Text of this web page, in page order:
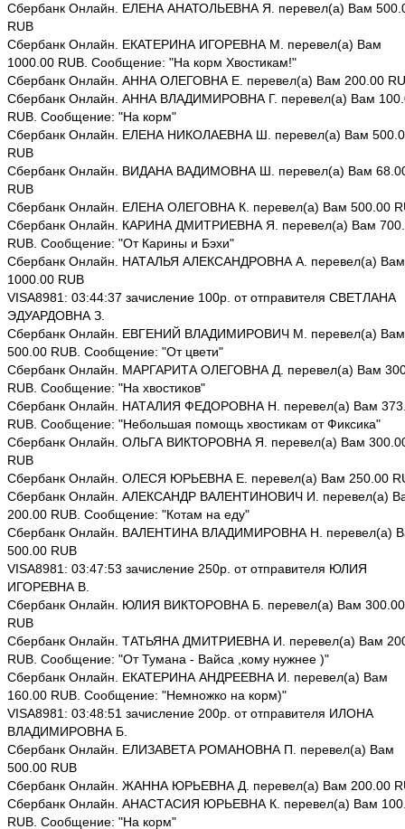
Сбербанк Онлайн. ЕЛЕНА АНАТОЛЬЕВНА Я. перевел(а) Вам
RUB
Сбербанк Онлайн. ЕКАТЕРИНА ИГОРЕВНА М. перевел(а) Вам
1000.00 RUB. Сообщение: "На корм Хвостикам!"
Сбербанк Онлайн. АННА ОЛЕГОВНА Е. перевел(а) Вам 200.00
Сбербанк Онлайн. АННА ВЛАДИМИРОВНА Г. перевел(а) Вам
RUB. Сообщение: "На корм"
Сбербанк Онлайн. ЕЛЕНА НИКОЛАЕВНА Ш. перевел(а) Вам
RUB
Сбербанк Онлайн. ВИДАНА ВАДИМОВНА Ш. перевел(а) Вам
RUB
Сбербанк Онлайн. ЕЛЕНА ОЛЕГОВНА К. перевел(а) Вам 500.00
Сбербанк Онлайн. КАРИНА ДМИТРИЕВНА Я. перевел(а) Вам
RUB. Сообщение: "От Карины и Бэхи"
Сбербанк Онлайн. НАТАЛЬЯ АЛЕКСАНДРОВНА А. перевел(а) Вам
1000.00 RUB
VISA8981: 03:44:37 зачисление 100р. от отправителя СВЕТЛАНА
ЭДУАРДОВНА З.
Сбербанк Онлайн. ЕВГЕНИЙ ВЛАДИМИРОВИЧ М. перевел(а) Вам
500.00 RUB. Сообщение: "От цвети"
Сбербанк Онлайн. МАРГАРИТА ОЛЕГОВНА Д. перевел(а) Вам
RUB. Сообщение: "На хвостиков"
Сбербанк Онлайн. НАТАЛИЯ ФЕДОРОВНА Н. перевел(а) Вам
RUB. Сообщение: "Небольшая помощь хвостикам от Фиксика"
Сбербанк Онлайн. ОЛЬГА ВИКТОРОВНА Я. перевел(а) Вам
RUB
Сбербанк Онлайн. ОЛЕСЯ ЮРЬЕВНА Е. перевел(а) Вам 250.00
Сбербанк Онлайн. АЛЕКСАНДР ВАЛЕНТИНОВИЧ И. перевел(а)
200.00 RUB. Сообщение: "Котам на еду"
Сбербанк Онлайн. ВАЛЕНТИНА ВЛАДИМИРОВНА Н. перевел(а)
500.00 RUB
VISA8981: 03:47:53 зачисление 250р. от отправителя ЮЛИЯ
ИГОРЕВНА В.
Сбербанк Онлайн. ЮЛИЯ ВИКТОРОВНА Б. перевел(а) Вам 300.00
RUB
Сбербанк Онлайн. ТАТЬЯНА ДМИТРИЕВНА И. перевел(а) Вам
RUB. Сообщение: "От Тумана - Вайса ,кому нужнее )"
Сбербанк Онлайн. ЕКАТЕРИНА АНДРЕЕВНА И. перевел(а) Вам
160.00 RUB. Сообщение: "Немножко на корм)"
VISA8981: 03:48:51 зачисление 200р. от отправителя ИЛОНА
ВЛАДИМИРОВНА Б.
Сбербанк Онлайн. ЕЛИЗАВЕТА РОМАНОВНА П. перевел(а) Вам
500.00 RUB
Сбербанк Онлайн. ЖАННА ЮРЬЕВНА Д. перевел(а) Вам 200.00
Сбербанк Онлайн. АНАСТАСИЯ ЮРЬЕВНА К. перевел(а) Вам
RUB. Сообщение: "На корм"